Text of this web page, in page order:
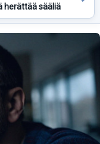
herättää sääliä